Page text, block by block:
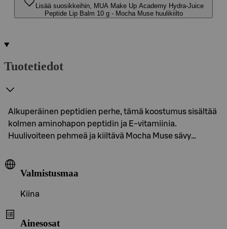
Lisää suosikkeihin, MUA Make Up Academy Hydra-Juice
Peptide Lip Balm 10 g - Mocha Muse huulikiilto
Tuotetiedot
Alkuperäinen peptidien perhe, tämä koostumus sisältää
kolmen aminohapon peptidin ja E-vitamiinia.
Huulivoiteen pehmeä ja kiiltävä Mocha Muse sävy…
Valmistusmaa
Kiina
Ainesosat